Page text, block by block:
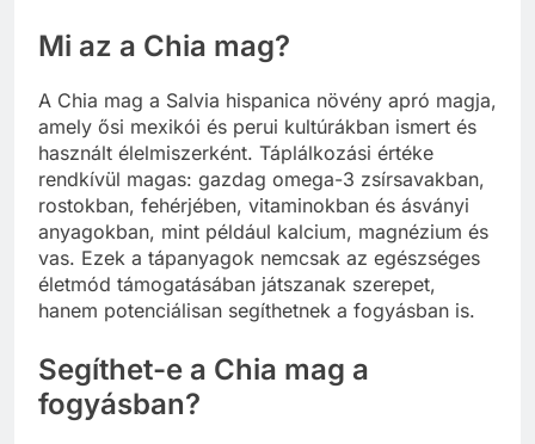
Mi az a Chia mag?
A Chia mag a Salvia hispanica növény apró magja,
amely ősi mexikói és perui kultúrákban ismert és
használt élelmiszerként. Táplálkozási értéke
rendkívül magas: gazdag omega-3 zsírsavakban,
rostokban, fehérjében, vitaminokban és ásványi
anyagokban, mint például kalcium, magnézium és
vas. Ezek a tápanyagok nemcsak az egészséges
életmód támogatásában játszanak szerepet,
hanem potenciálisan segíthetnek a fogyásban is.
Segíthet-e a Chia mag a
fogyásban?